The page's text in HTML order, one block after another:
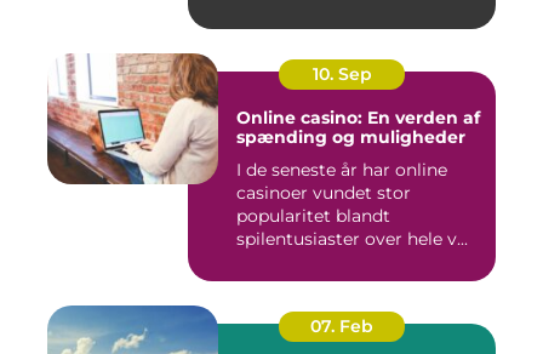
10. Sep
Online casino: En verden af
spænding og muligheder
I de seneste år har online
casinoer vundet stor
popularitet blandt
spilentusiaster over hele v...
07. Feb